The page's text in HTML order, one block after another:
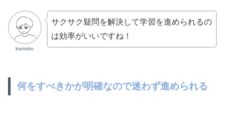
kamoku
サクサク疑問を解決して学習を進められるの
は効率がいいですね！
何をすべきかが明確なので迷わず進められる